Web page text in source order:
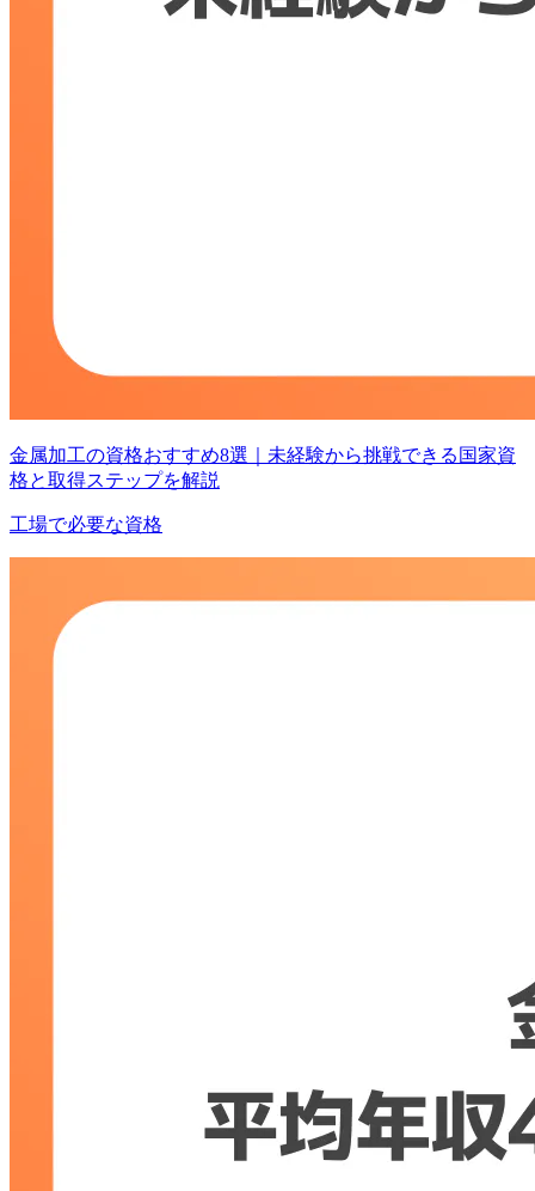
金属加工の資格おすすめ8選｜未経験から挑戦できる国家資
格と取得ステップを解説
工場で必要な資格